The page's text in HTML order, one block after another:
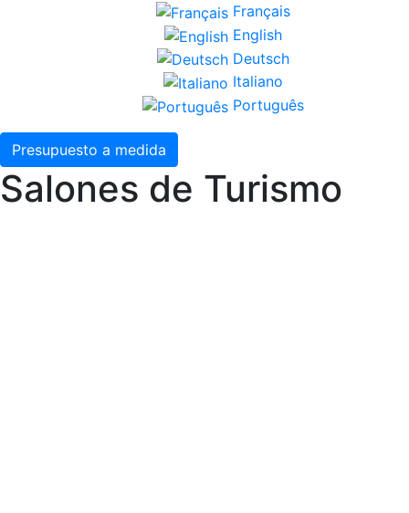
Français
English
Deutsch
Italiano
Português
Presupuesto a medida
Salones de Turismo